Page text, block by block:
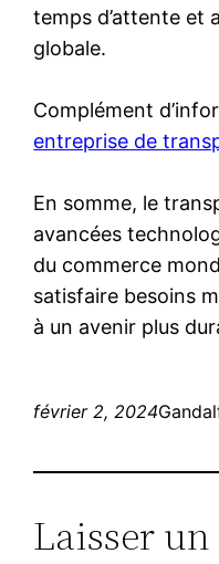
temps d’attente et
globale.
Complément
entreprise de
En somme, le
avancées
du commerce
satisfaire besoins
à un avenir plus
février 2, 2024
Laisser